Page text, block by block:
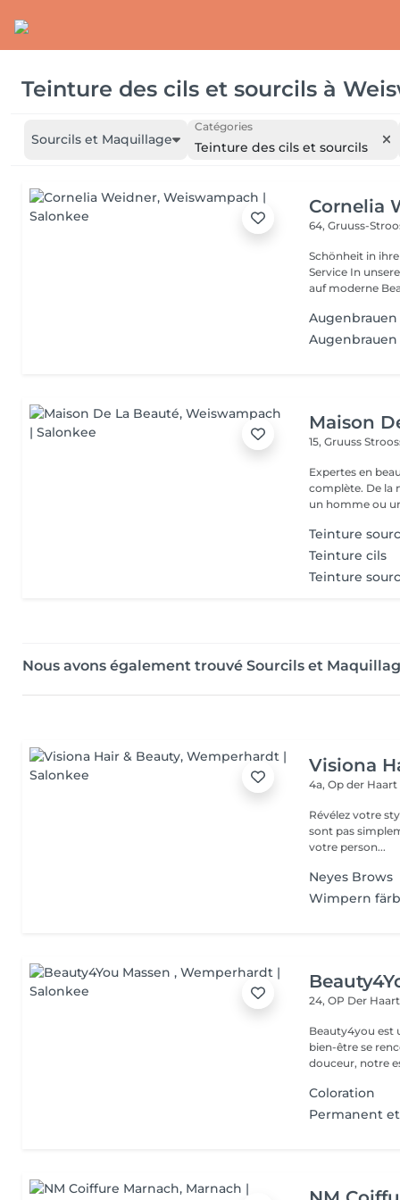
Teinture des cils et sourcils à
Sourcils et Maquillage
Catégories
Teinture des cils et sourcils
Cornelia
64, Gruuss-
Schönheit in ihrer ganzen
Service In unserem Friseursalon trifft traditionelles Friseurhandwerk
auf moderne
Maison
15, Gruuss
Expertes en
complète. De la
un homme ou
Teinture
Teinture cils
Teinture
Nous avons également trouvé Sourcils et
Visiona
4a, Op der Haart
Révélez votre style unique avec passion et
sont pas
votre person...
Neyes Brows
Wimpern
24, OP Der
Beauty4you est
bien-être se
douceur, notre
Coloration
Permanent